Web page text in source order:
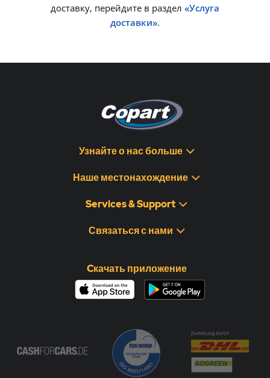
доставку, перейдите в раздел«Услуга
доставки».
Узнайте о нас больше
Наше местонахождение
Services & Support
Связаться с нами
Cкачать приложение